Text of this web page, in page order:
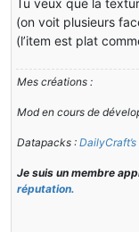
(on voit plusieurs
(l’item est plat
Mes créations :
Mod en cours de
Datapacks :
Je suis un membre
réputation.